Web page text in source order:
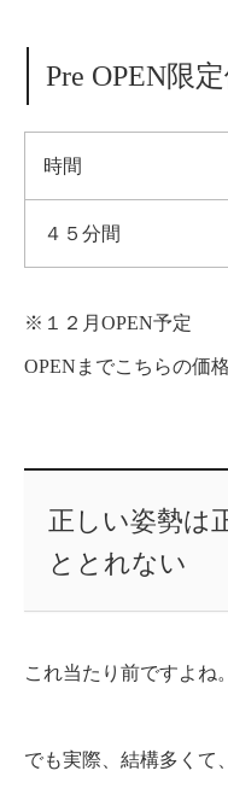
Pre OPEN限
時間
４５分間
※１２月OPEN予定
OPENまでこちらの価
正しい姿勢は
ととれない
これ当たり前ですよね。
でも実際、結構多くて